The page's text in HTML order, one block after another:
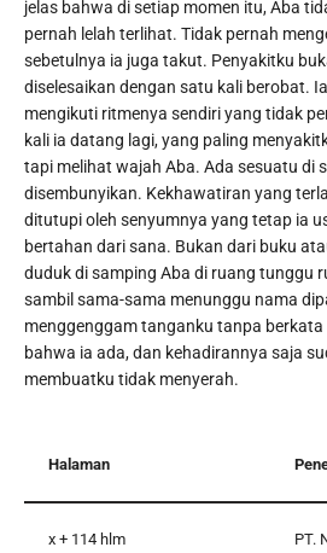
jelas bahwa di setiap momen itu, Aba
pernah lelah terlihat. Tidak pernah
sebetulnya ia juga takut. Penyakitku
diselesaikan dengan satu kali berobat.
mengikuti ritmenya sendiri yang tidak
kali ia datang lagi, yang paling
tapi melihat wajah Aba. Ada sesuatu di
disembunyikan. Kekhawatiran yang
ditutupi oleh senyumnya yang tetap ia
bertahan dari sana. Bukan dari buku
duduk di samping Aba di ruang tunggu
sambil sama-sama menunggu nama
menggenggam tanganku tanpa
bahwa ia ada, dan kehadirannya saja
membuatku tidak menyerah.
Halaman
x + 114 hlm PT.